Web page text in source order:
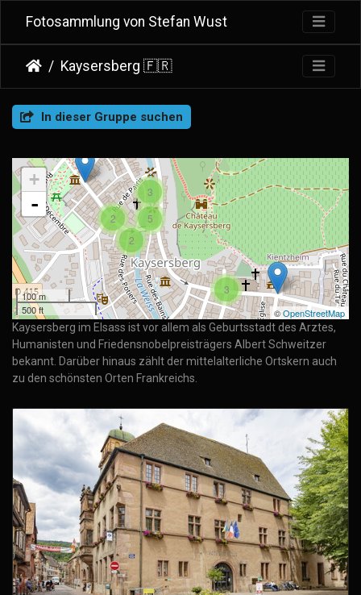
Fotosammlung von Stefan Wust
Kaysersberg 🇫🇷
In dieser Gruppe suchen
3
3
2
5
2
+
-
100 m
500 ft
©OpenStreetMap
Kaysersberg im Elsass ist vor allem als Geburtsstadt des Arztes,
Humanisten und Friedensnobelpreisträgers Albert Schweitzer
bekannt. Darüber hinaus zählt der mittelalterliche Ortskern auch
zu den schönsten Orten Frankreichs.